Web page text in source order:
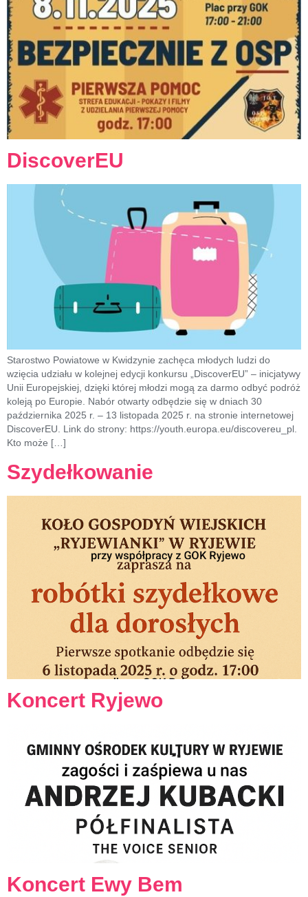
DiscoverEU
Starostwo Powiatowe w Kwidzynie zachęca młodych ludzi do
wzięcia udziału w kolejnej edycji konkursu „DiscoverEU” – inicjatywy
Unii Europejskiej, dzięki której młodzi mogą za darmo odbyć podróż
koleją po Europie. Nabór otwarty odbędzie się w dniach 30
października 2025 r. – 13 listopada 2025 r. na stronie internetowej
DiscoverEU. Link do strony: https://youth.europa.eu/discovereu_pl.
Kto może […]
Szydełkowanie
Koncert Ryjewo
Koncert Ewy Bem